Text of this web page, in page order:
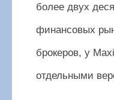
более двух
финансовых
брокеров, у
отдельными